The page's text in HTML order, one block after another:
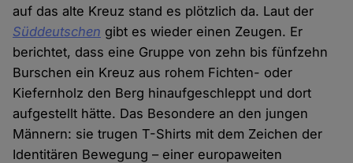
auf das alte Kreuz stand es plötzlich da. Laut der
Süddeutschen gibt es wieder einen Zeugen. Er
berichtet, dass eine Gruppe von zehn bis fünfzehn
Burschen ein Kreuz aus rohem Fichten- oder
Kiefernholz den Berg hinaufgeschleppt und dort
aufgestellt hätte. Das Besondere an den jungen
Männern: sie trugen T-Shirts mit dem Zeichen der
Identitären Bewegung – einer europaweiten